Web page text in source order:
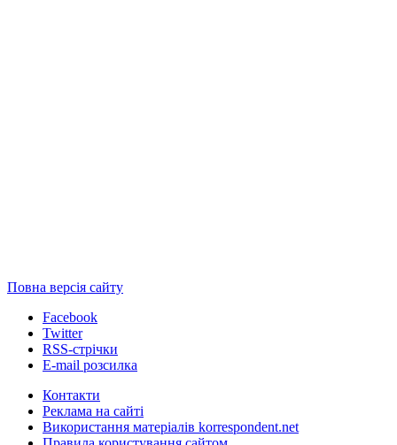
Повна версія сайту
Facebook
Twitter
RSS-стрічки
E-mail розсилка
Контакти
Реклама на сайті
Використання матеріалів korrespondent.net